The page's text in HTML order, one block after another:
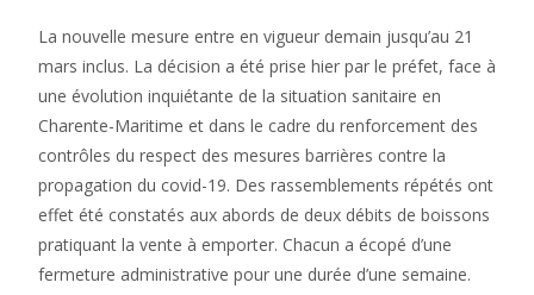
La nouvelle mesure entre en vigueur demain jusqu’au 21
mars inclus. La décision a été prise hier par le préfet, face à
une évolution inquiétante de la situation sanitaire en
Charente-Maritime et dans le cadre du renforcement des
contrôles du respect des mesures barrières contre la
propagation du covid-19. Des rassemblements répétés ont
effet été constatés aux abords de deux débits de boissons
pratiquant la vente à emporter. Chacun a écopé d’une
fermeture administrative pour une durée d’une semaine.